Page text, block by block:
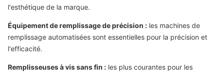
l'esthétique de la marque.
Équipement de remplissage de précision : les machines de
remplissage automatisées sont essentielles pour la précision et
l'efficacité.
Remplisseuses à vis sans fin : les plus courantes pour les